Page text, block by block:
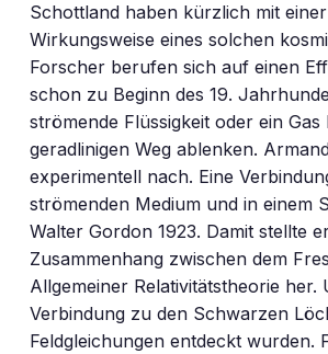
Schottland haben kürzlich mit
Wirkungsweise eines solchen
Forscher berufen sich auf einen
schon zu Beginn des 19.
strömende Flüssigkeit oder ein
geradlinigen Weg ablenken.
experimentell nach. Eine
strömenden Medium und in einem
Walter Gordon 1923. Damit stellte
Zusammenhang zwischen dem
Allgemeiner Relativitätstheorie
Verbindung zu den Schwarzen
Feldgleichungen entdeckt wurden.